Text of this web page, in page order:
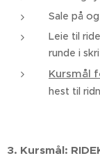
Sale på
Leie til
runde i
Kursmål
hest til
3. Kursmål: